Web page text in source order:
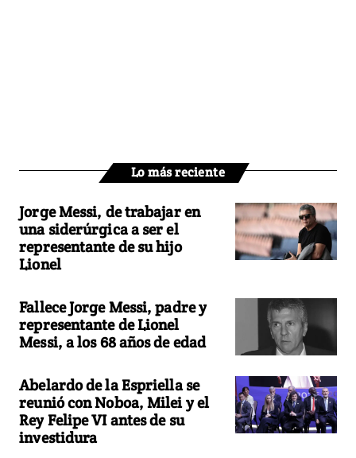
Lo más reciente
Jorge Messi, de trabajar en
una siderúrgica a ser el
representante de su hijo
Lionel
Fallece Jorge Messi, padre y
representante de Lionel
Messi, a los 68 años de edad
Abelardo de la Espriella se
reunió con Noboa, Milei y el
Rey Felipe VI antes de su
investidura